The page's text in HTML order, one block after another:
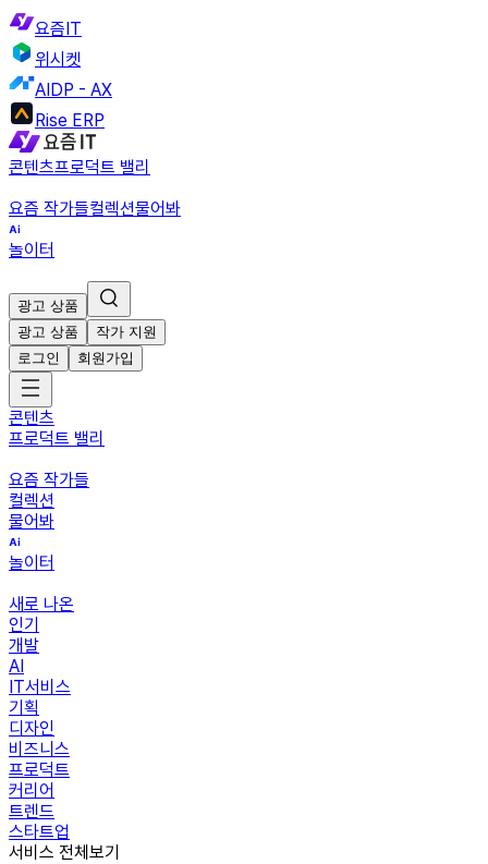
요즘IT
위시켓
AIDP - AX
Rise ERP
콘텐츠프로덕트 밸리
요즘 작가들컬렉션물어봐
놀이터
광고 상품
광고 상품
작가 지원
로그인
회원가입
콘텐츠
프로덕트 밸리
요즘 작가들
컬렉션
물어봐
놀이터
새로 나온
인기
개발
AI
IT서비스
기획
디자인
비즈니스
프로덕트
커리어
트렌드
스타트업
서비스 전체보기